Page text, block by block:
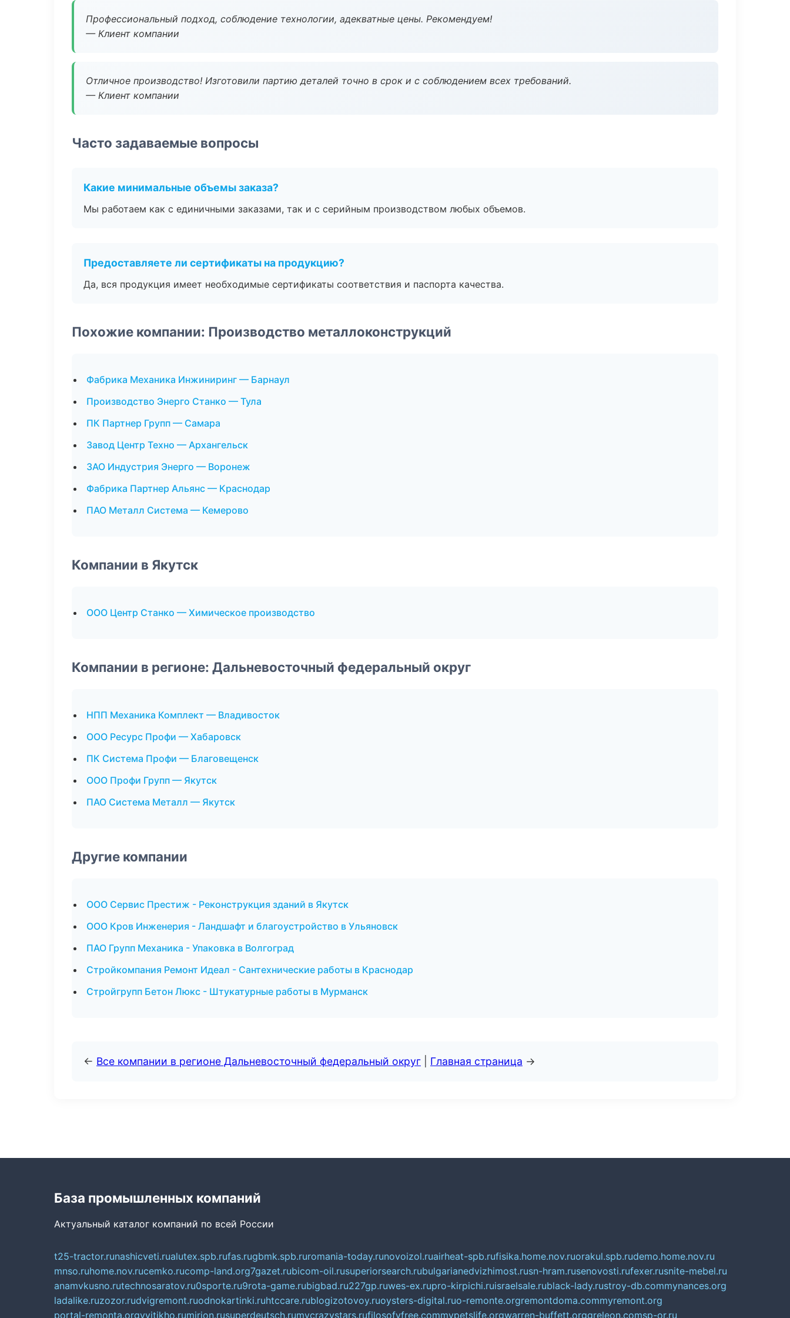
Профессиональный подход, соблюдение технологии, адекватные цены. Рекомендуем!
— Клиент компании
Отличное производство! Изготовили партию деталей точно в срок и с соблюдением всех требований.
— Клиент компании
Часто задаваемые вопросы
Какие минимальные объемы заказа?
Мы работаем как с единичными заказами, так и с серийным производством любых объемов.
Предоставляете ли сертификаты на продукцию?
Да, вся продукция имеет необходимые сертификаты соответствия и паспорта качества.
Похожие компании: Производство металлоконструкций
Фабрика Механика Инжиниринг — Барнаул
Производство Энерго Станко — Тула
ПК Партнер Групп — Самара
Завод Центр Техно — Архангельск
ЗАО Индустрия Энерго — Воронеж
Фабрика Партнер Альянс — Краснодар
ПАО Металл Система — Кемерово
Компании в Якутск
ООО Центр Станко — Химическое производство
Компании в регионе: Дальневосточный федеральный округ
НПП Механика Комплект — Владивосток
ООО Ресурс Профи — Хабаровск
ПК Система Профи — Благовещенск
ООО Профи Групп — Якутск
ПАО Система Металл — Якутск
Другие компании
ООО Сервис Престиж - Реконструкция зданий в Якутск
ООО Кров Инженерия - Ландшафт и благоустройство в Ульяновск
ПАО Групп Механика - Упаковка в Волгоград
Стройкомпания Ремонт Идеал - Сантехнические работы в Краснодар
Стройгрупп Бетон Люкс - Штукатурные работы в Мурманск
← Все компании в регионе Дальневосточный федеральный округ Главная страница →
База промышленных компаний
Актуальный каталог компаний по всей России
t25-tractor.runashicveti.rualutex.spb.rufas.rugbmk.spb.ruromania-today.runovoizol.ruairheat-spb.rufisika.home.nov.ruorakul.spb.rudemo.home.nov.ru
mnso.ruhome.nov.rucemko.rucomp-land.org7gazet.rubicom-oil.rusuperiorsearch.rubulgarianedvizhimost.rusn-hram.rusenovosti.rufexer.rusnite-mebel.ru
anamvkusno.rutechnosaratov.ru0sporte.ru9rota-game.rubigbad.ru227gp.ruwes-ex.rupro-kirpichi.ruisraelsale.rublack-lady.rustroy-db.commynances.org
ladalike.ruzozor.rudvigremont.ruodnokartinki.ruhtccare.rublogizotovoy.ruoysters-digital.ruo-remonte.orgremontdoma.commyremont.org
portal-remonta.orgvyitikho.rumirjon.rusuperdeutsch.rumycrazystars.rufilosofyfree.commypetslife.orgwarren-buffett.orggreleon.comsp-or.ru